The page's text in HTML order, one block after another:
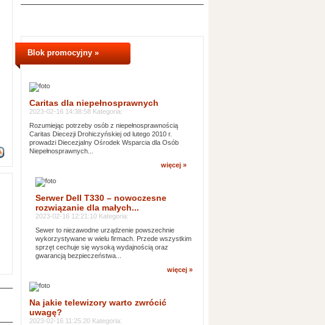
Blok promocyjny »
Caritas dla niepełnosprawnych
2023-02-16 14:38:58 Kategoria:
Rozumiejąc potrzeby osób z niepełnosprawnością
Caritas Diecezji Drohiczyńskiej od lutego 2010 r.
prowadzi Diecezjalny Ośrodek Wsparcia dla Osób
Niepełnosprawnych...
więcej »
Serwer Dell T330 – nowoczesne
rozwiązanie dla małych...
2023-02-16 12:21:10 Kategoria:
Sewer to niezawodne urządzenie powszechnie
wykorzystywane w wielu firmach. Przede wszystkim
sprzęt cechuje się wysoką wydajnością oraz
gwarancją bezpieczeństwa...
więcej »
Na jakie telewizory warto zwrócić
uwagę?
2023-02-16 11:25:20 Kategoria: